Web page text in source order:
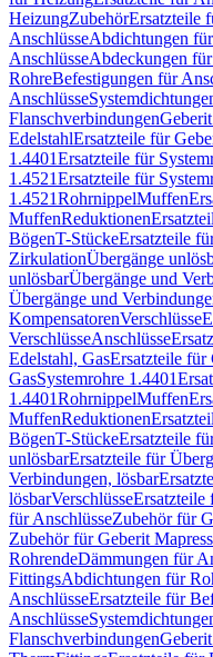
HeizungZubehörErsatzteile
AnschlüsseAbdichtungen
AnschlüsseAbdeckungen
RohreBefestigungen für
Anschlüsse
Flanschverbindungen
EdelstahlErsatzteile für
1.4401Ersatzteile für
1.4521Ersatzteile für
1.4521RohrnippelMuffen
MuffenReduktionen
BögenT-StückeErsatzteile
ZirkulationÜbergänge
unlösbarÜbergänge und
Übergänge und
KompensatorenVerschlüsse
VerschlüsseAnschlüsse
Edelstahl, GasErsatzteile für
GasSystemrohre 1.4401
1.4401RohrnippelMuffen
MuffenReduktionen
BögenT-StückeErsatzteile
unlösbarErsatzteile für
Verbindungen, lösbar
lösbarVerschlüsseErsatzteile
für AnschlüsseZubehör für
Zubehör für Geberit
RohrendeDämmungen für
FittingsAbdichtungen für
AnschlüsseErsatzteile für
Anschlüsse
Flanschverbindungen